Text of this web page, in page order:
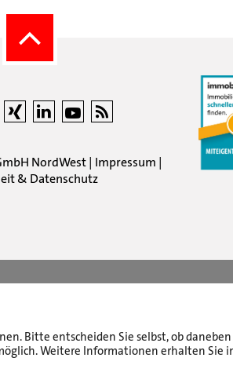
NordWest| Impressum |
& Datenschutz
Bitte entscheiden Sie selbst, ob
Weitere Informationen erhalten Sie